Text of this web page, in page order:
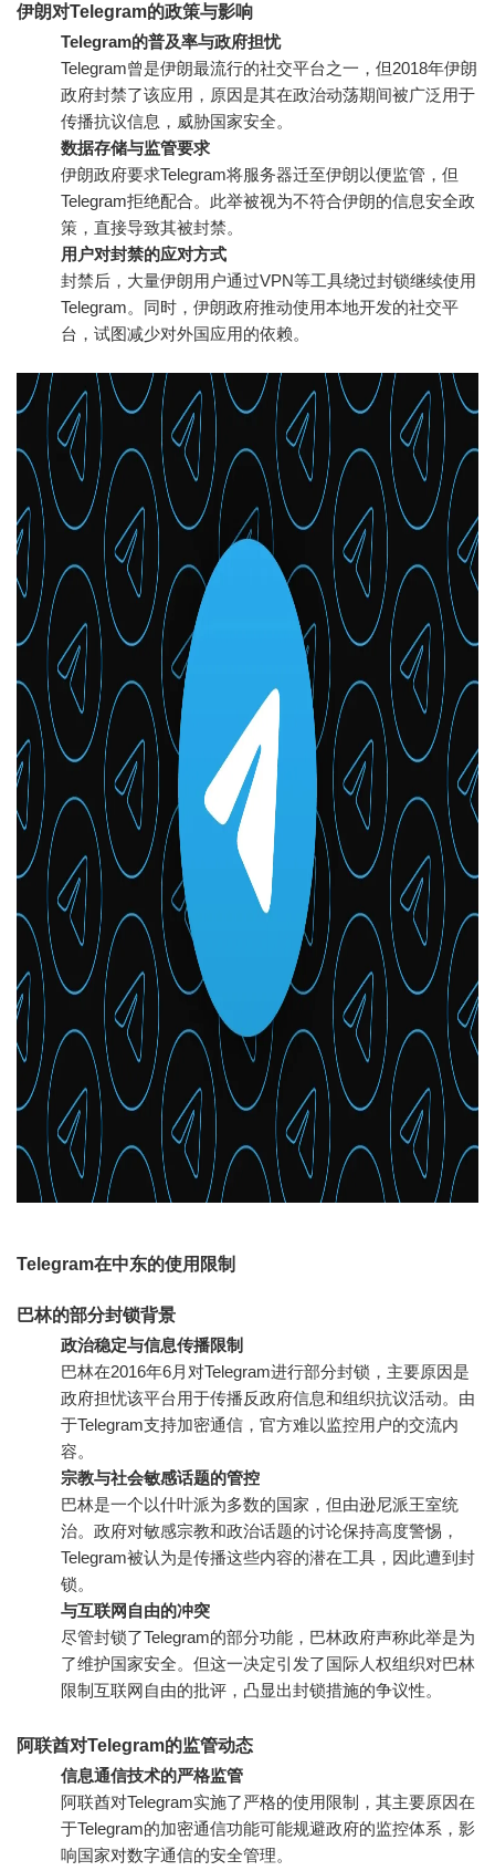
伊朗对Telegram的政策与影响
Telegram的普及率与政府担忧
Telegram曾是伊朗最流行的社交平台之一，但2018年伊朗
政府封禁了该应用，原因是其在政治动荡期间被广泛用于
传播抗议信息，威胁国家安全。
数据存储与监管要求
伊朗政府要求Telegram将服务器迁至伊朗以便监管，但
Telegram拒绝配合。此举被视为不符合伊朗的信息安全政
策，直接导致其被封禁。
用户对封禁的应对方式
封禁后，大量伊朗用户通过VPN等工具绕过封锁继续使用
Telegram。同时，伊朗政府推动使用本地开发的社交平
台，试图减少对外国应用的依赖。
Telegram在中东的使用限制
巴林的部分封锁背景
政治稳定与信息传播限制
巴林在2016年6月对Telegram进行部分封锁，主要原因是
政府担忧该平台用于传播反政府信息和组织抗议活动。由
于Telegram支持加密通信，官方难以监控用户的交流内
容。
宗教与社会敏感话题的管控
巴林是一个以什叶派为多数的国家，但由逊尼派王室统
治。政府对敏感宗教和政治话题的讨论保持高度警惕，
Telegram被认为是传播这些内容的潜在工具，因此遭到封
锁。
与互联网自由的冲突
尽管封锁了Telegram的部分功能，巴林政府声称此举是为
了维护国家安全。但这一决定引发了国际人权组织对巴林
限制互联网自由的批评，凸显出封锁措施的争议性。
阿联酋对Telegram的监管动态
信息通信技术的严格监管
阿联酋对Telegram实施了严格的使用限制，其主要原因在
于Telegram的加密通信功能可能规避政府的监控体系，影
响国家对数字通信的安全管理。